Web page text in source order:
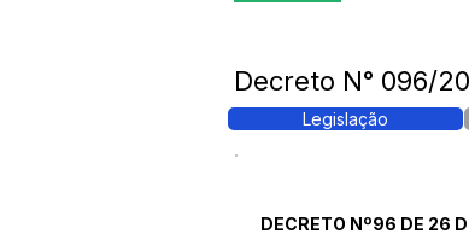
Decreto N° 096/
Legislação
DECRETO Nº96 DE 26